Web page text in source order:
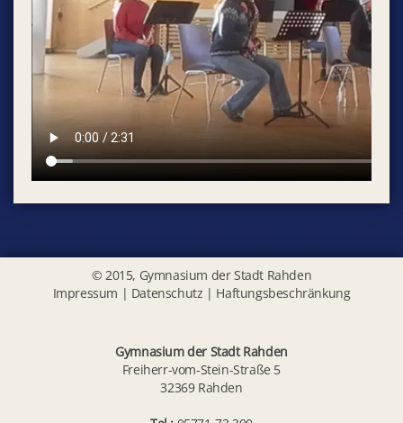
© 2015, Gymnasium der Stadt Rahden
Impressum | Datenschutz | Haftungsbeschränkung
Gymnasium der Stadt Rahden
Freiherr-vom-Stein-Straße 5
32369 Rahden